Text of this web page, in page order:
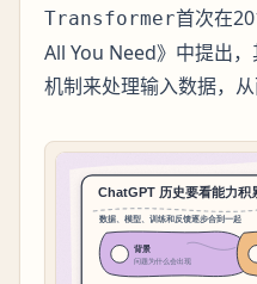
Transformer首次在
All You Need》中提出
机制来处理输入数据，从